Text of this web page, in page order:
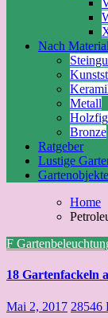
Nach Material
Metall
Bronze
Ratgeber
Lustige
Gartenobjekte
Home
F
18 Gartenfackeln
Mai 2, 2017 28546